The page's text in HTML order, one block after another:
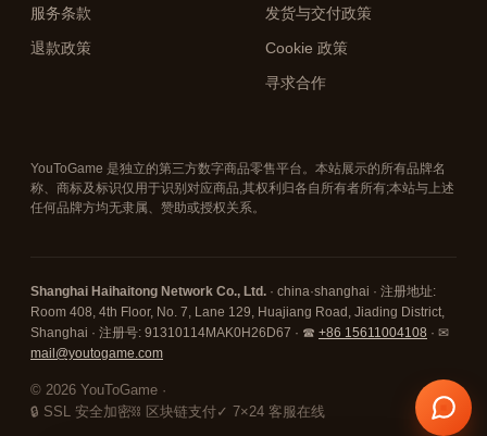
服务条款
退款政策
发货与交付政策
Cookie 政策
寻求合作
YouToGame 是独立的第三方数字商品零售平台。本站展示的所有品牌名
称、商标及标识仅用于识别对应商品,其权利归各自所有者所有;本站与上述
任何品牌方均无隶属、赞助或授权关系。
Shanghai Haihaitong Network Co., Ltd. · china·shanghai · 注册地址:
Room 408, 4th Floor, No. 7, Lane 129, Huajiang Road, Jiading District,
Shanghai · 注册号: 91310114MAK0H26D67 · ☎ +86 15611004108 · ✉
mail@youtogame.com
© 2026 YouToGame ·
🔒 SSL 安全加密⛓ 区块链支付✓ 7×24 客服在线